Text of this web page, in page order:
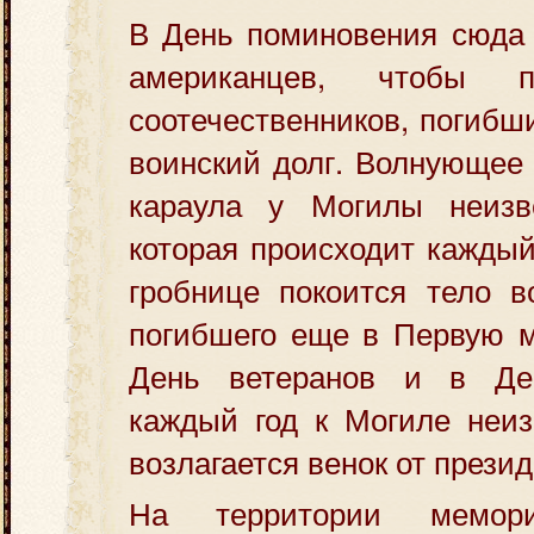
В День поминовения сюда
американцев, чтобы
соотечественников,
воинский долг.
караула у Могилы
которая происходит
гробнице покоится тело
погибшего еще в Первую
День ветеранов и в
каждый год к Могиле
возлагается венок от
На территории